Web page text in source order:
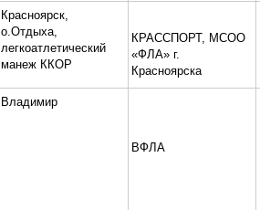
Красноярск,
о.Отдыха,
легкоатлетический
манеж ККОР
КРАССПОРТ, МСОО
«ФЛА» г.
Красноярска
Владимир
ВФЛА